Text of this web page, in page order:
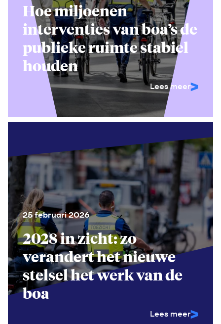
Hoe miljoenen
interventies van boa’s de
publieke ruimte stabiel
houden
Lees meer
25 februari 2026
2028 in zicht: zo
verandert het nieuwe
stelsel het werk van de
boa
Lees meer